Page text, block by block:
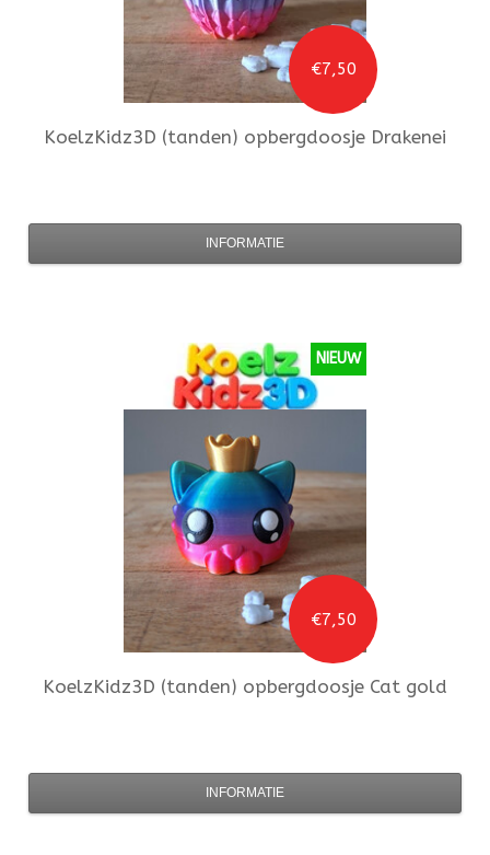
€7,50
KoelzKidz3D (tanden) opbergdoosje Drakenei
INFORMATIE
€7,50
NIEUW
KoelzKidz3D (tanden) opbergdoosje Cat gold
INFORMATIE